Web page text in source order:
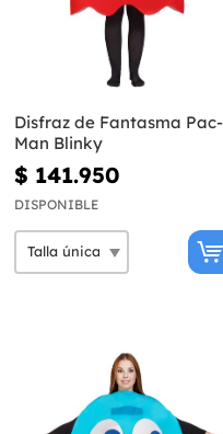
Disfraz de Fantasma Pac-
Man Blinky
$ 141.950
DISPONIBLE